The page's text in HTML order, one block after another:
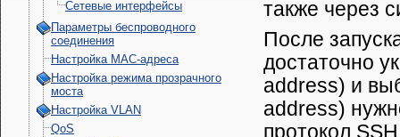
Сетевые интерфейсы
Параметры беспроводного
соединения
Настройка МАС-адреса
Настройка режима прозрачного
моста
Настройка VLAN
QoS
также через
После
достаточно
address) и
address)
протокол